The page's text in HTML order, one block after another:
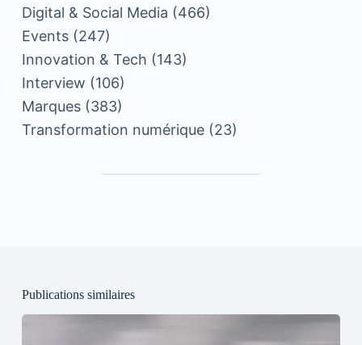
Digital & Social Media (466)
Events(247)
Innovation & Tech (143)
Interview (106)
Marques(383)
Transformation numérique(23)
Publications similaires